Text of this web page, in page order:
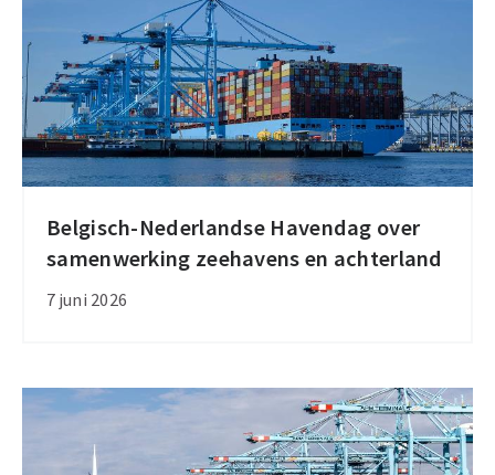
Belgisch-Nederlandse Havendag over
samenwerking zeehavens en achterland
7 juni 2026
Belgisch-
Nederlandse
Havendag
zeehavens
en
achterland